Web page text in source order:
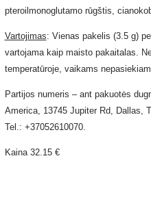
pteroilmonoglutamo rūgštis,
Vartojimas: Vienas pakelis (3.5 g)
vartojama kaip maisto pakaitalas.
temperatūroje, vaikams
Partijos numeris – ant pakuotės
America, 13745 Jupiter Rd, Dallas,
Tel.: +37052610070.
Kaina 32.15 €